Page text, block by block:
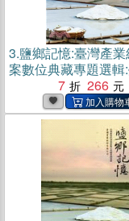
3.鹽鄉記憶:臺灣產
案數位典藏專題選輯
業股份有限公司-印記
7 266